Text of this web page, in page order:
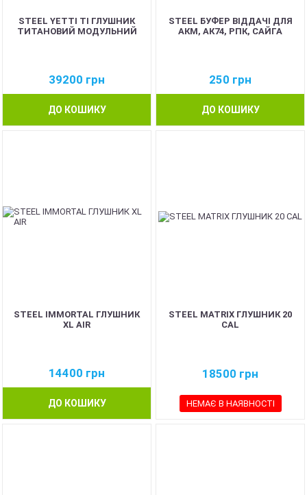
STEEL YETTI TI ГЛУШНИК
ТИТАНОВИЙ МОДУЛЬНИЙ
39200 грн
ДО КОШИКУ
STEEL БУФЕР ВІДДАЧІ ДЛЯ
АКМ, АК74, РПК, САЙГА
250 грн
ДО КОШИКУ
STEEL IMMORTAL ГЛУШНИК
XL AIR
14400 грн
ДО КОШИКУ
STEEL MATRIX ГЛУШНИК 20
CAL
18500 грн
НЕМАЄ В НАЯВНОСТІ